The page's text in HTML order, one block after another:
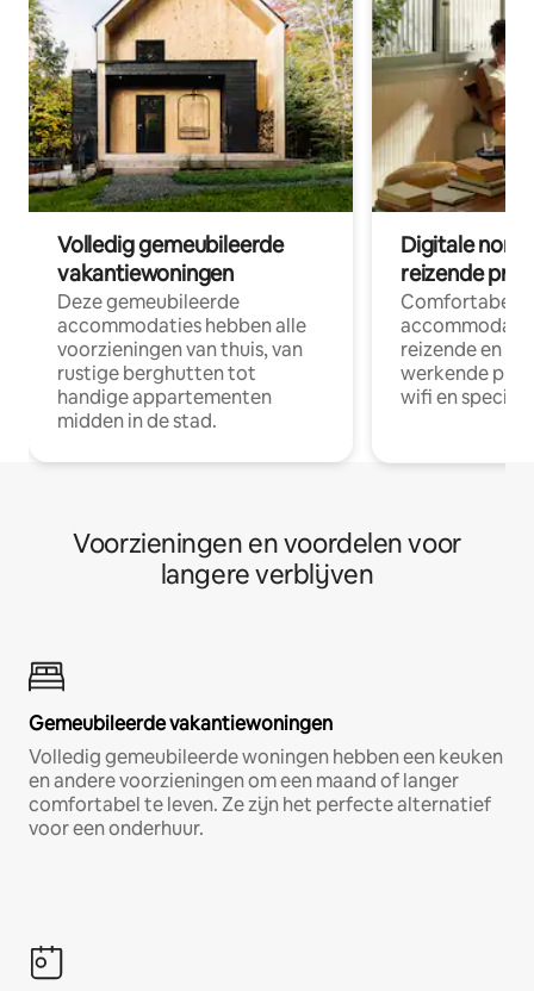
Volledig gemeubileerde
vakantiewoningen
Deze gemeubileerde
accommodaties hebben alle
voorzieningen van thuis, van
rustige berghutten tot
handige appartementen
midden in de stad.
Digitale
reizende
Comfortabele
reizende en
werkende
wifi en
Voorzieningen en voordelen voor
langere verblijven
Gemeubileerde vakantiewoningen
Volledig gemeubileerde woningen hebben een keuken
en andere voorzieningen om een maand of langer
comfortabel te leven. Ze zijn het perfecte alternatief
voor een onderhuur.